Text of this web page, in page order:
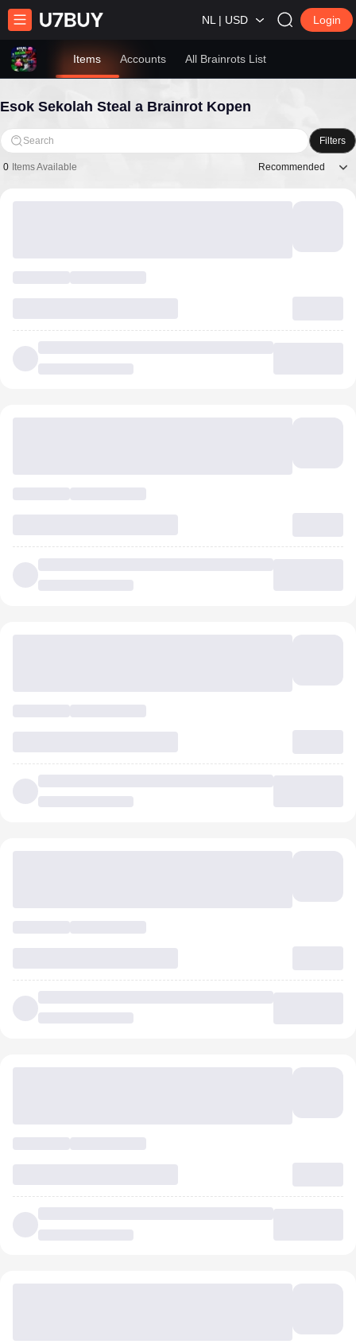
NL | USD Login
Items Accounts All Brainrots List
Esok Sekolah Steal a Brainrot Kopen
Search Filters
0 Items Available Recommended